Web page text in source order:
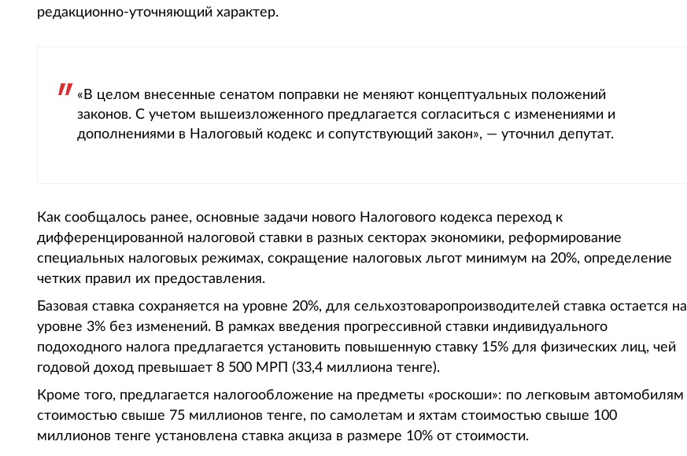
редакционно-уточняющий характер.
«В целом внесенные сенатом поправки не меняют концептуальных положений
законов. С учетом вышеизложенного предлагается согласиться с изменениями и
дополнениями в Налоговый кодекс и сопутствующий закон», — уточнил депутат.
Как сообщалось ранее, основные задачи нового Налогового кодекса переход к
дифференцированной налоговой ставки в разных секторах экономики, реформирование
специальных налоговых режимах, сокращение налоговых льгот минимум на 20%, определение
четких правил их предоставления.
Базовая ставка сохраняется на уровне 20%, для сельхозтоваропроизводителей ставка остается на
уровне 3% без изменений. В рамках введения прогрессивной ставки индивидуального
подоходного налога предлагается установить повышенную ставку 15% для физических лиц, чей
годовой доход превышает 8 500 МРП (33,4 миллиона тенге).
Кроме того, предлагается налогообложение на предметы «роскоши»: по легковым автомобилям
стоимостью свыше 75 миллионов тенге, по самолетам и яхтам стоимостью свыше 100
миллионов тенге установлена ставка акциза в размере 10% от стоимости.